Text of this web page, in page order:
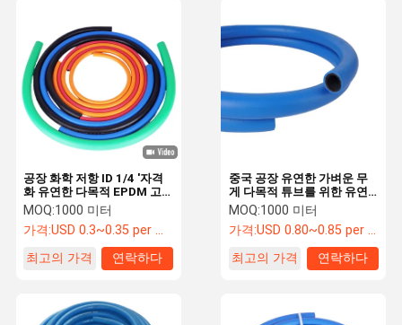
중국 공장 유연한 가벼운 무
게 다목적 튜브를 위한 유연
한 튜브 공기,유,물
MOQ:1000 미터
가격:USD 0.80~0.85 per meter
최고의 가격
연락하다
공장 화학 저항 ID 1/4 '자격
화 유연한 다목적 EPDM 고
무 튜브
MOQ:1000 미터
가격:USD 0.3~0.35 per meter
최고의 가격
연락하다